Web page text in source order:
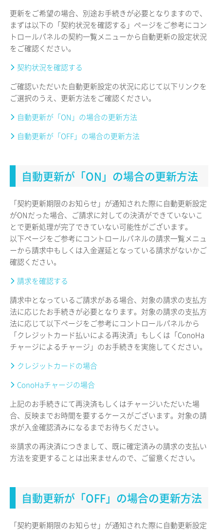
更新をご希望の場合、別途お手続きが必要となりますので、
まずは以下の「契約状況を確認する」ページをご参考にコン
トロールパネルの契約一覧メニューから自動更新の設定状況
をご確認ください。
契約状況を確認する
ご確認いただいた自動更新設定の状況に応じて以下リンクを
ご選択のうえ、更新方法をご確認ください。
自動更新が「ON」の場合の更新方法
自動更新が「OFF」の場合の更新方法
自動更新が「ON」の場合の更新方法
「契約更新期限のお知らせ」が通知された際に自動更新設定
がONだった場合、ご請求に対しての決済ができていないこ
とで更新処理が完了できていない可能性がございます。
以下ページをご参考にコントロールパネルの請求一覧メニュ
ーから請求中もしくは入金遅延となっている請求がないかご
確認ください。
請求を確認する
請求中となっているご請求がある場合、対象の請求の支払方
法に応じたお手続きが必要となります。対象の請求の支払方
法に応じて以下ページをご参考にコントロールパネルから
「クレジットカード払いによる再決済」もしくは「ConoHa
チャージによるチャージ」のお手続きを実施してください。
クレジットカードの場合
ConoHaチャージの場合
上記のお手続きにて再決済もしくはチャージいただいた場
合、反映までお時間を要するケースがございます。対象の請
求が入金確認済みになるまでお待ちください。
※請求の再決済につきまして、既に確定済みの請求の支払い
方法を変更することは出来ませんので、ご留意ください。
自動更新が「OFF」の場合の更新方法
「契約更新期限のお知らせ」が通知された際に自動更新設定